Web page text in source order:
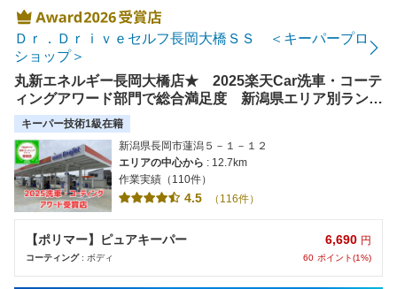
Ｄｒ．Ｄｒｉｖｅセルフ長岡大橋ＳＳ ＜キーパープロ
ショップ＞
丸新エネルギー長岡大橋店★ 2025楽天Car洗車・コーテ
ィングアワード部門で総合満足度 新潟県エリア別ランキ
ング 第１位受賞店★（株）専門指導・訓練を受けたスタ
ッフが丁寧に洗車・コーティングします。
キーパー技術1級在籍
新潟県長岡市蓮潟５－１－１２
エリアの中心から : 12.7km
作業実績（110件）
4.5 （116件）
【ポリマー】ピュアキーパー
コーティング: ボディ
6,690 円
60 ポイント(1%)